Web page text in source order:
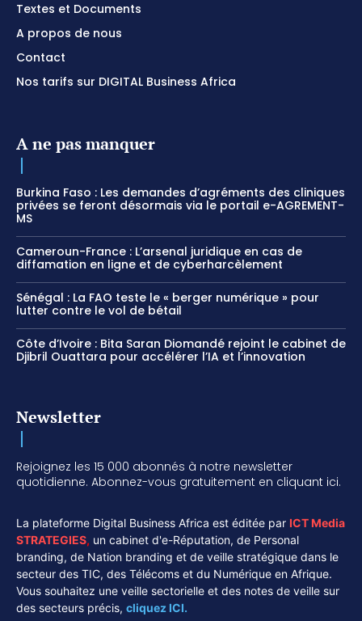
Textes et Documents
A propos de nous
Contact
Nos tarifs sur DIGITAL Business Africa
A ne pas manquer
Burkina Faso : Les demandes d’agréments des cliniques
privées se feront désormais via le portail e-AGREMENT-
MS
Cameroun-France : L’arsenal juridique en cas de
diffamation en ligne et de cyberharcèlement
Sénégal : La FAO teste le « berger numérique » pour
lutter contre le vol de bétail
Côte d’Ivoire : Bita Saran Diomandé rejoint le cabinet de
Djibril Ouattara pour accélérer l’IA et l’innovation
Newsletter
Rejoignez les 15 000 abonnés à notre newsletter
quotidienne. Abonnez-vous gratuitement en cliquant ici.
La plateforme Digital Business Africa est éditée par ICT Media
STRATEGIES, un cabinet d'e-Réputation, de Personal
branding, de Nation branding et de veille stratégique dans le
secteur des TIC, des Télécoms et du Numérique en Afrique.
Vous souhaitez une veille sectorielle et des notes de veille sur
des secteurs précis, cliquez ICI.